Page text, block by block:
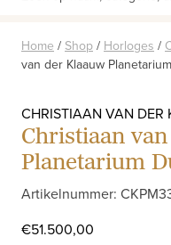
Home / Shop / Horloges /
van der Klaauw
CHRISTIAAN VAN DER
Christiaan
Planetarium
Artikelnummer:
€51.500,00